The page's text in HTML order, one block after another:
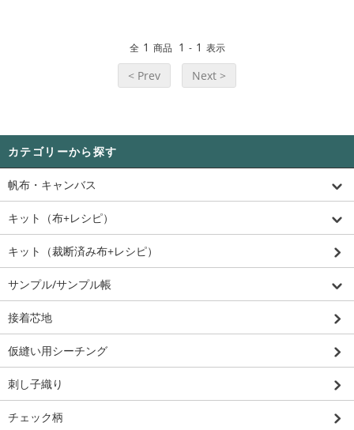
全 1 商品 1 - 1 表示
< Prev Next >
カテゴリーから探す
帆布・キャンバス
キット（布+レシピ）
キット（裁断済み布+レシピ）
サンプル/サンプル帳
接着芯地
仮縫い用シーチング
刺し子織り
チェック柄